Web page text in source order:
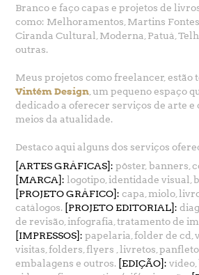
Branco e faço capas e projetos de
como: Melhoramentos, Martins
Ciranda Cultural, Moderna, Patuá,
outras.
Meus projetos como freelancer, estão
Vintém Design , um pequeno espaço
dedicado a oferecer serviços de arte e
meios da atualidade.
Destaco aqui alguns dos serviços
[ARTES GRÁFICAS]: pôster, banners,
[MARCA]: logotipo, identidade visual,
[PROJETO GRÁFICO]:capa, miolo,
catálogos.
[PROJETO EDITORIAL]:
de revisão, infografia, tratamento de
[IMPRESSOS]:papelaria, folder de cd,
visitas, folders, flyers , livretos,
embalagens e outros.
[EDIÇÃO]:vídeo,